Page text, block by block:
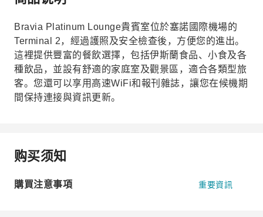
Bravia Platinum Lounge貴賓室位於塞諾國際機場的
Terminal 2，經過護照及安全檢查後，方便您的進出。
這裡提供豐富的餐飲選擇，包括伊斯蘭食品、小食及各
種飲品，並設有舒適的家庭室及觀景區，適合各類型旅
客。您還可以享用高速WiFi和報刊雜誌，讓您在候機期
間保持連接與資訊更新。
购买须知
購買注意事項 重要資訊